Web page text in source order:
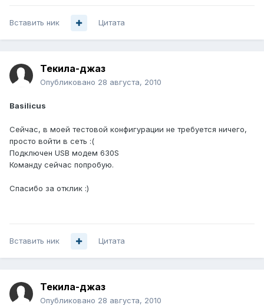
Вставить ник Цитата
Текила-джаз
Опубликовано 28 августа, 2010
Basilicus
Сейчас, в моей тестовой конфигурации не требуется ничего,
просто войти в сеть :(
Подключен USB модем 630S
Команду сейчас попробую.
Спасибо за отклик :)
Вставить ник Цитата
Текила-джаз
Опубликовано 28 августа, 2010